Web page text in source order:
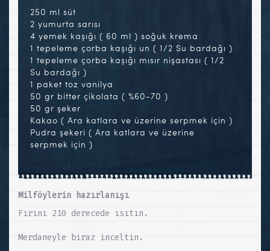
250 ml süt
2 yumurta sarısı
4 yemek kaşığı ( 60 ml ) soğuk krema
1 tepeleme çorba kaşığı un ( 1/2 Su bardağı )
1 tepeleme çorba kaşığı mısır nişastası ( 1/2
Su bardağı )
1 paket toz vanilya
50 gr bitter çikolata ( %60-70 )
50 gr şeker
Kakao ( Ara katlara ve üzerine serpmek için )
Pudra şekeri ( Ara katlara ve üzerine
serpmek için )
Milföylerin hazırlanışı
Fırını 210 derecede ısıtın.
Merdaneyle biraz inceltin.